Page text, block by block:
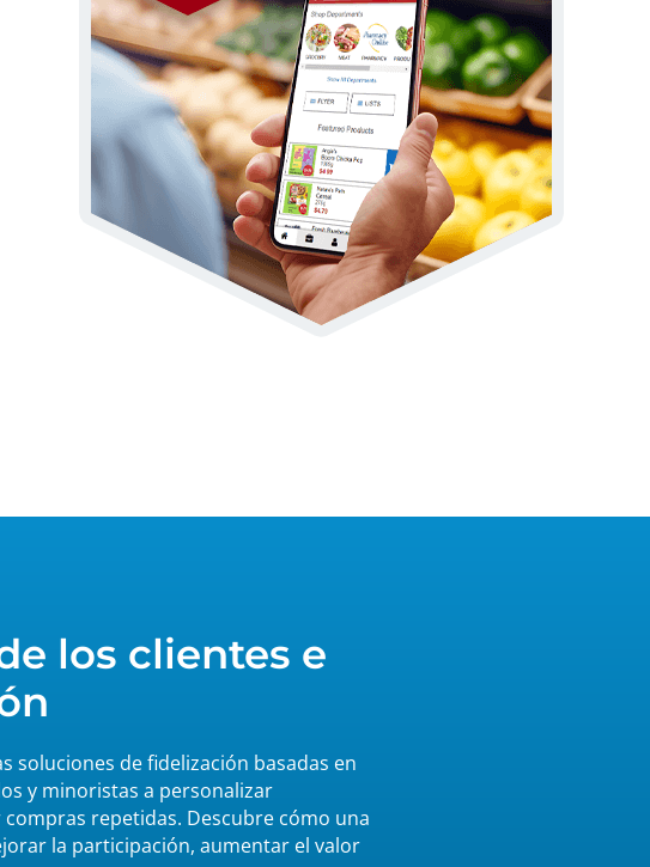
los clientes e
soluciones de fidelización basadas en
y minoristas a personalizar
repetidas. Descubre cómo una
la participación, aumentar el valor